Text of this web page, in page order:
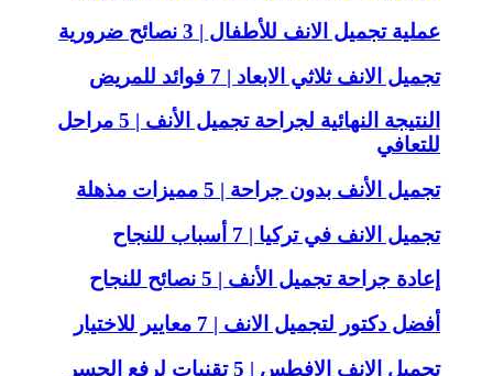
عملية تجميل الانف للأطفال | 3 نصائح ضرورية
تجميل الانف ثلاثي الابعاد | 7 فوائد للمريض
النتيجة النهائية لجراحة تجميل الأنف | 5 مراحل
للتعافي
تجميل الأنف بدون جراحة | 5 مميزات مذهلة
تجميل الانف في تركيا | 7 أسباب للنجاح
إعادة جراحة تجميل الأنف | 5 نصائح للنجاح
أفضل دكتور لتجميل الانف | 7 معايير للاختيار
تجميل الانف الافطس | 5 تقنيات لرفع الجسر